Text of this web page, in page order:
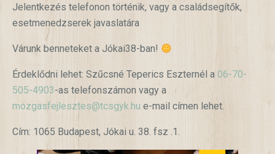
Jelentkezés telefonon történik, vagy a családsegítők,
esetmenedzserek javaslatára
Várunk benneteket a Jókai38-ban!
Érdeklődni lehet: Szűcsné Teperics Eszternél a 06-70-
505-4903-as telefonszámon vagy a
mozgasfejlesztes@tcsgyk.hu e-mail címen lehet.
Cím: 1065 Budapest, Jókai u. 38. fsz .1.